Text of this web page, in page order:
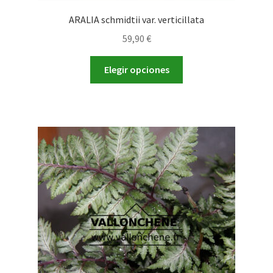
ARALIA schmidtii var. verticillata
59,90 €
Elegir opciones
Las
opciones
se
pueden
elegir
en
la
página
de